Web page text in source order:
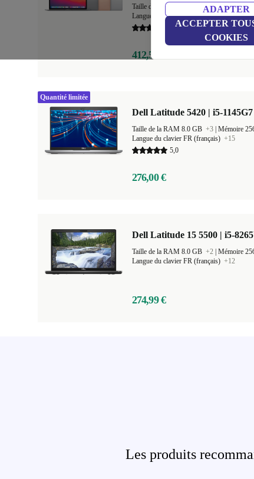
ADAPTER
ACCEPTER
COOKIES
Taille de la RAM 8.0 GB +1 | Mémoire
Langue du clavier US (anglais américain)
5,0
412,50 €
Dell Latitude 5420 | i5-
Taille de la RAM 8.0 GB +3 Mémoire
Langue du clavier FR (français) +15
5,0
276,00 €
Quantité limitée
Dell Latitude 15 5500 | i5-
Taille de la RAM 8.0 GB +2 Mémoire
Langue du clavier FR (français) +12
274,99 €
Les produits